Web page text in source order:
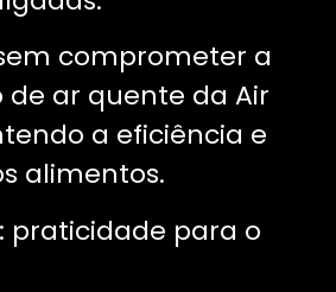
comprometer a
de ar quente da Air
a eficiência e
alimentos.
praticidade para o